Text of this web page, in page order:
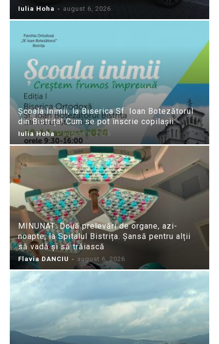
Iulia Hoha - august 6, 2026
Școala Inimii, la Biserica Sf. Ioan Botezătorul
din Bistrița! Cum se pot înscrie copilașii:
Iulia Hoha - august 6, 2026
MINUNAT: Două prelevări de organe, azi-
noapte, la Spitalul Bistrița. Șansă pentru alții
să vadă și să trăiască
Flavia DANCIU - august 6, 2026